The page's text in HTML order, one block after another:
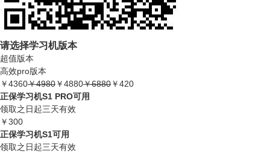
请选择学习机版本
超值版本
高效pro版本
￥4360￥4980￥4880￥6880￥420
正保学习机S1 PRO可用
领取之日起三天有效
￥300
正保学习机S1可用
领取之日起三天有效